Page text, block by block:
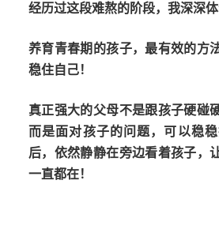
经历过这段难熬的阶段，我深深体
养育青春期的孩子，最有效的方
稳住自己！
真正强大的父母不是跟孩子硬碰
而是面对孩子的问题，可以稳
后，依然静静在旁边看着孩子，
一直都在！